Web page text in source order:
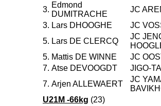
3.
Edmond
DUMITRACHE
JC
3. Lars DHOOGHE
JC
5. Lars DE CLERCQ
JC
5. Mattis DE WINNE
JC
7. Atse DEVOOGDT
JIGO-
7. Arjen ALLEWAERT
JC
U21M -66kg (23)